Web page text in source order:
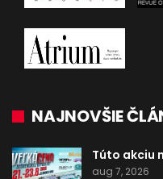
NAJNOVŠIE
Túto akciu
aug 7, 2026